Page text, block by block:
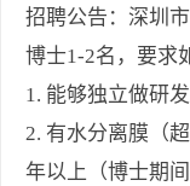
招聘公告：深圳
博士1-2名，要求
1. 能够独立做研发
2. 有水分离膜（
年以上（博士期